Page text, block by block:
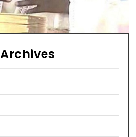
Archives